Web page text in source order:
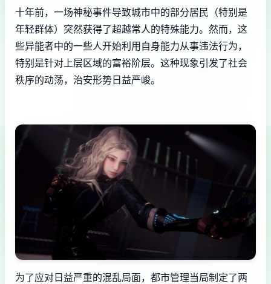
十年前，一场神秘事件导致城市中的部分居民（特别是
年轻群体）突然获得了超越常人的特殊能力。然而，这
些异能者中的一些人开始利用自身能力从事违法行为，
特别是针对上层区域的富裕阶层。这种现象引发了社会
秩序的动荡，治安形势日益严峻。
为了应对日益严重的混乱局面，都市管理当局制定了两